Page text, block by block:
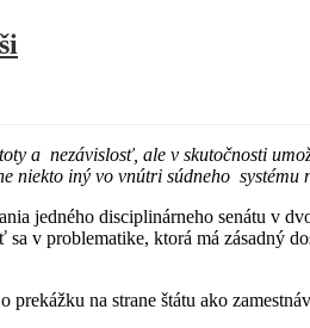
a nezávislosť, ale v skutočnosti
niekto iný vo vnútri súdneho systému
jedného disciplinárneho senátu v
v problematike, ktorá má zásadný
na strane štátu ako